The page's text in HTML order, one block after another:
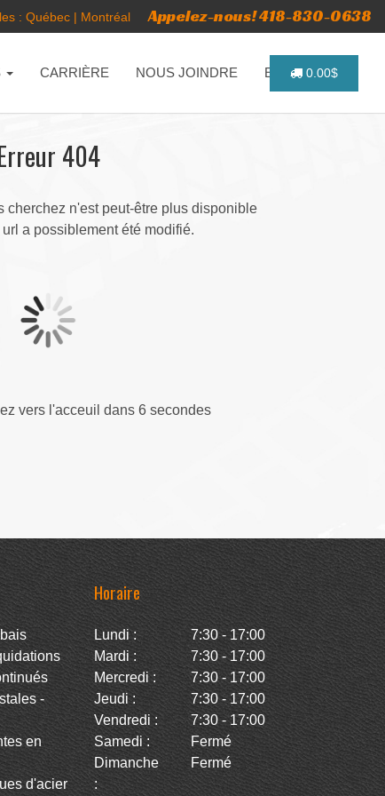
: Québec | Montréal Appelez-nous! 418-830-0638
CARRIÈRE NOUS JOINDRE ENGLISH
0.00$
404
cherchez n'est peut-être plus disponible
a possiblement été modifié.
vers l'acceuil dans 5 secondes
-
en
d'acier
Horaire
Lundi :
7:30 - 17:00
Mardi :
7:30 - 17:00
Mercredi :
7:30 - 17:00
Jeudi :
7:30 - 17:00
Vendredi :
7:30 - 17:00
Samedi :
Fermé
Dimanche
:
Fermé